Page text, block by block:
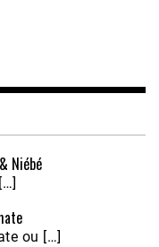
Niébé
ou […]